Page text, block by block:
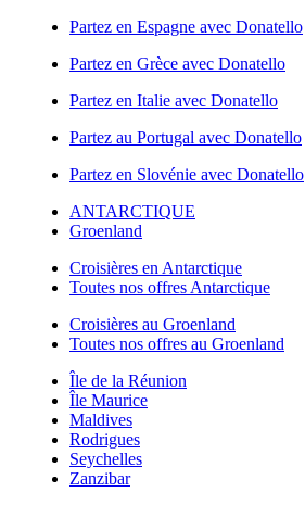
Partez en Espagne avec Donatello
Partez en Grèce avec Donatello
Partez en Italie avec Donatello
Partez au Portugal avec Donatello
Partez en Slovénie avec Donatello
ANTARCTIQUE
Groenland
Croisières en Antarctique
Toutes nos offres Antarctique
Croisières au Groenland
Toutes nos offres au Groenland
Île de la Réunion
Île Maurice
Maldives
Rodrigues
Seychelles
Zanzibar